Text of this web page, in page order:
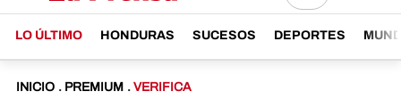
LO ÚLTIMO HONDURAS SUCESOS DEPORTES
INICIO . PREMIUM . VERIFICA